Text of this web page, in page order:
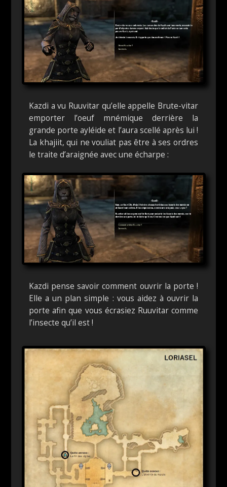
Kazdi a vu Ruuvitar qu’elle appelle Brute-vitar
emporter l’oeuf mnémique derrière la
grande porte ayléide et l’aura scellé après lui !
La khajiit, qui ne vouliat pas être à ses ordres
le traite d’araignée avec une écharpe :
Kazdi pense savoir comment ouvrir la porte !
Elle a un plan simple : vous aidez à ouvrir la
porte afin que vous écrasiez Ruuvitar comme
l’insecte qu’il est !